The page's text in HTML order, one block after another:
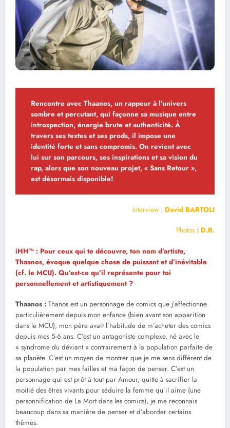
Rencontre avec Thaanos, un rappeur à l’univers
sombre et percutant, qui façonne sa musique entre
introspection, énergie brute et authenticité. À
travers ses textes et ses prods, il impose une
identité forte et sans compromis. On revient avec
lui sur son parcours, ses inspirations et sa vision du
rap, alors que son nouveau projet, « Sans Retour »,
est désormais disponible!
Interview : David BARTOLI
Photos : D.R.
iHH™ : Pour ceux qui te découvre, ton nom d’artiste,
Thaanos, évoque quelque chose de puissant et d’inévitable
(cf. le MCU). Qu’est-ce qu’il représente pour toi
personnellement et artistiquement ?
Thaanos : Thanos est un personnage de comics que j’affectionne
particulièrement depuis mon enfance (bien avant son apparition
dans le MCU), mon père avait l’habitude de m’acheter des comics
depuis mes 5-6 ans. C’est un antagoniste complexe, né avec le
« syndrome du déviant » contrairement à la population parfaite de
sa planète. C’est un moyen de montrer que je me sens différent de
la population par mes failles et ma façon de penser. C’est un
personnage qui est prêt à tout par Amour, quitte à sacrifier la
moitié des êtres vivants pour séduire la femme qu’il aime (une
personnification de La Mort dans les comics), je me reconnais
beaucoup dans sa manière de penser et d’aborder certains
thèmes.